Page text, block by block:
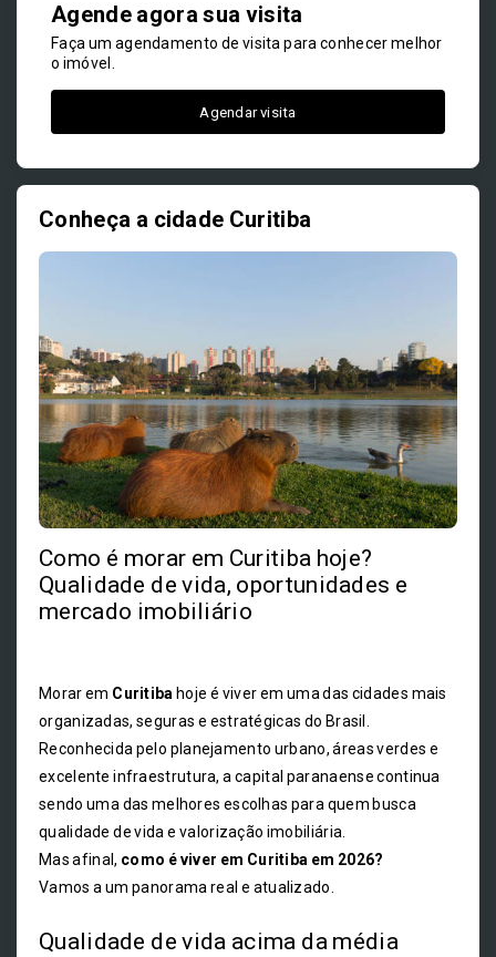
Agende agora sua visita
Faça um agendamento de visita para conhecer melhor
o imóvel.
Agendar visita
Conheça a cidade Curitiba
Como é morar em Curitiba hoje?
Qualidade de vida, oportunidades e
mercado imobiliário
Morar em Curitiba hoje é viver em uma das cidades mais
organizadas, seguras e estratégicas do Brasil.
Reconhecida pelo planejamento urbano, áreas verdes e
excelente infraestrutura, a capital paranaense continua
sendo uma das melhores escolhas para quem busca
qualidade de vida e valorização imobiliária.
Mas afinal, como é viver em Curitiba em 2026?
Vamos a um panorama real e atualizado.
Qualidade de vida acima da média